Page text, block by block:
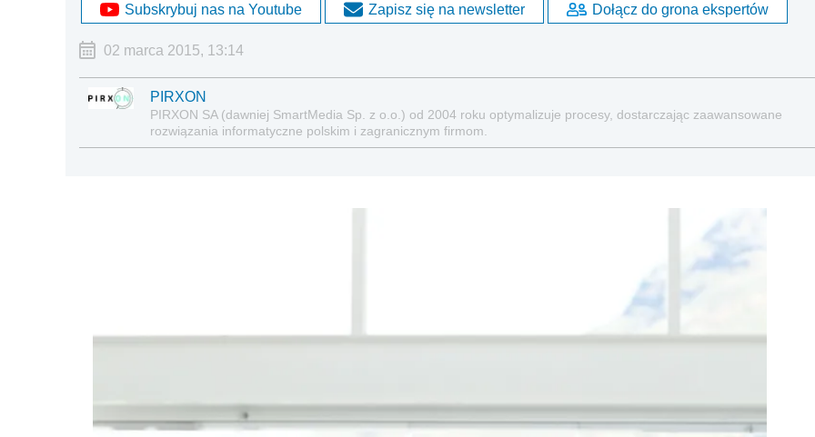
Subskrybuj nas na Youtube Zapisz się na newsletter Dołącz do grona ekspertów
02 marca 2015, 13:14
PIRXON
PIRXON SA (dawniej SmartMedia Sp. z o.o.) od 2004 roku optymalizuje procesy, dostarczając zaawansowane
rozwiązania informatyczne polskim i zagranicznym firmom.